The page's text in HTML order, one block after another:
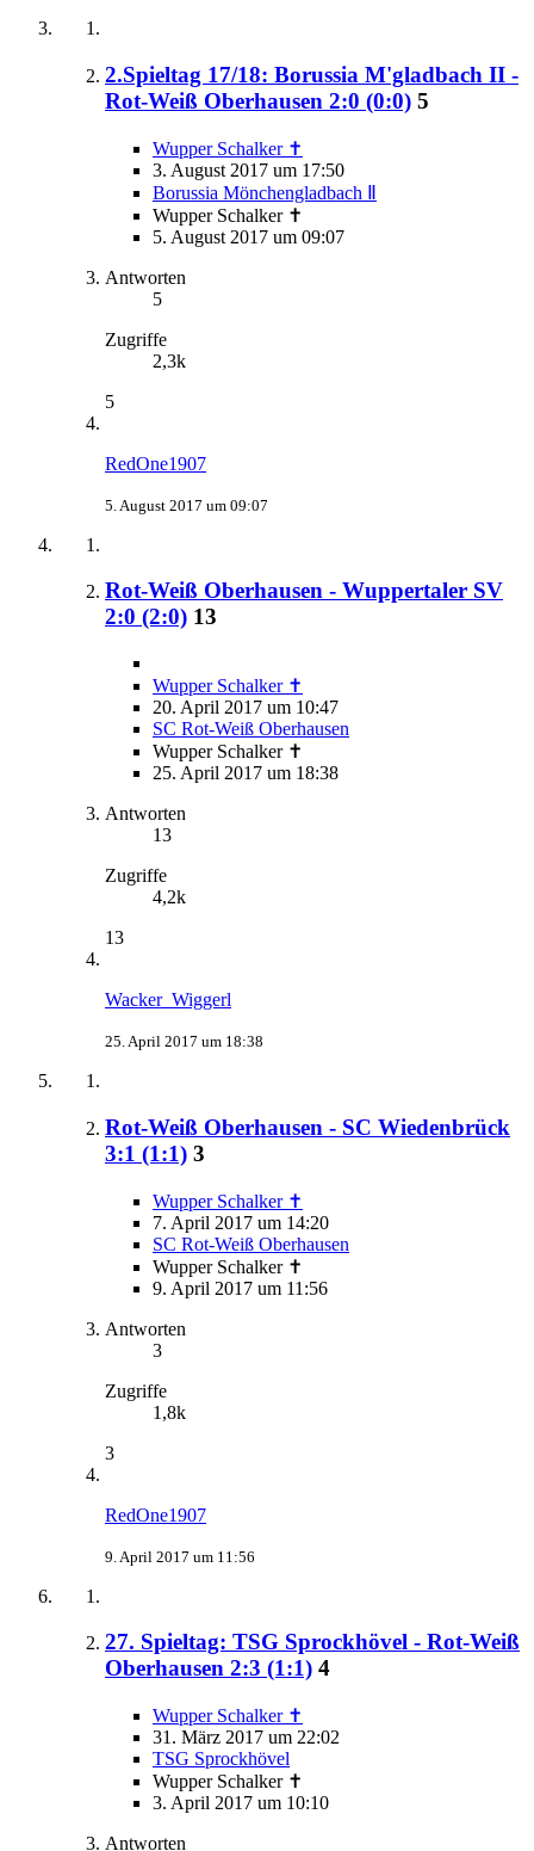
2.Spieltag 17/18: Borussia M'gladbach II -
Rot-Weiß Oberhausen 2:0 (0:0) 5
Wupper Schalker ✝
3. August 2017 um 17:50
Borussia Mönchengladbach Ⅱ
Wupper Schalker ✝
5. August 2017 um 09:07
Antworten
5
Zugriffe
2,3k
5
RedOne1907
5. August 2017 um 09:07
Rot-Weiß Oberhausen - Wuppertaler SV
2:0 (2:0) 13
Wupper Schalker ✝
20. April 2017 um 10:47
SC Rot-Weiß Oberhausen
Wupper Schalker ✝
25. April 2017 um 18:38
Antworten
13
Zugriffe
4,2k
13
Wacker_Wiggerl
25. April 2017 um 18:38
Rot-Weiß Oberhausen - SC Wiedenbrück​
3:1 (1:1) 3
Wupper Schalker ✝
7. April 2017 um 14:20
SC Rot-Weiß Oberhausen
Wupper Schalker ✝
9. April 2017 um 11:56
Antworten
3
Zugriffe
1,8k
3
RedOne1907
9. April 2017 um 11:56
27. Spieltag: TSG Sprockhövel - Rot-Weiß
Oberhausen 2:3 (1:1) 4
Wupper Schalker ✝
31. März 2017 um 22:02
TSG Sprockhövel
Wupper Schalker ✝
3. April 2017 um 10:10
Antworten